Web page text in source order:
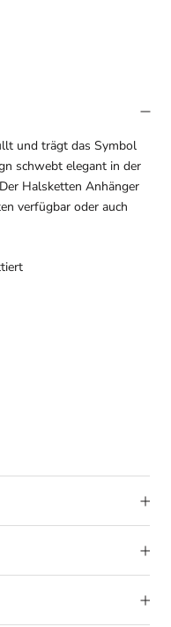
und trägt das Symbol
schwebt elegant in der
Halsketten Anhänger
verfügbar oder auch